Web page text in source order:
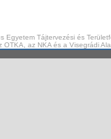
Egyetem Tájtervezési és
OTKA, az NKA és a Visegrádi